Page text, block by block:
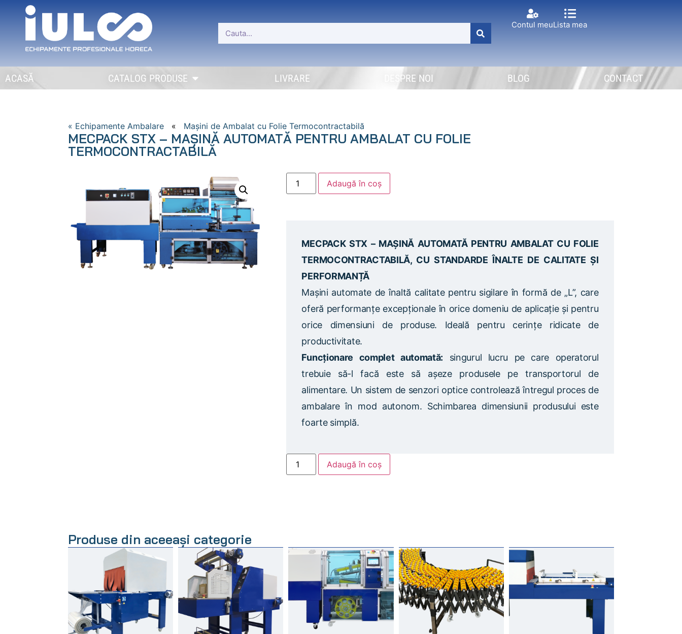
Contul meuLista mea
ACASĂ CATALOG PRODUSE LIVRARE DESPRE NOI BLOG CONTACT
« Echipamente Ambalare « Mașini de Ambalat cu Folie Termocontractabilă
MECPACK STX – MAȘINĂ AUTOMATĂ PENTRU AMBALAT CU FOLIE
TERMOCONTRACTABILĂ
Adaugă în coș
MECPACK STX – MAȘINĂ AUTOMATĂ PENTRU AMBALAT CU FOLIE
TERMOCONTRACTABILĂ, CU STANDARDE ÎNALTE DE CALITATE ȘI
PERFORMANȚĂ
Mașini automate de înaltă calitate pentru sigilare în formă de „L”, care
oferă performanțe excepționale în orice domeniu de aplicație și pentru
orice dimensiuni de produse. Ideală pentru cerințe ridicate de
productivitate.
Funcționare complet automată: singurul lucru pe care operatorul
trebuie să-l facă este să așeze produsele pe transportorul de
alimentare. Un sistem de senzori optice controlează întregul proces de
ambalare în mod autonom. Schimbarea dimensiunii produsului este
foarte simplă.
Adaugă în coș
Produse din aceeași categorie